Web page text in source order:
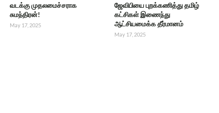
வடக்கு முதலமைச்சராக
சுமந்திரன்!
May 17, 2025
ஜேவிபியை புறக்கணித்து தமிழ்
கட்சிகள் இணைந்து
ஆட்சியமைக்க தீர்மானம்
May 17, 2025